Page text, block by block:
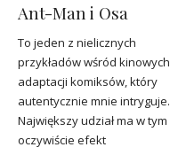
Ant-Man i Osa
To jeden z nielicznych
przykładów wśród kinowych
adaptacji komiksów, który
autentycznie mnie intryguje.
Największy udział ma w tym
oczywiście efekt